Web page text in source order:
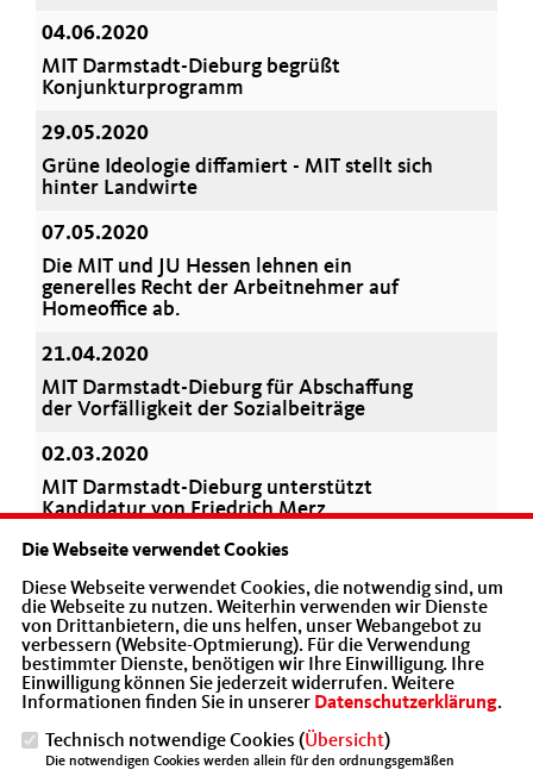
04.06.2020
MIT Darmstadt-Dieburg begrüßt
Konjunkturprogramm
29.05.2020
Grüne Ideologie diffamiert - MIT stellt sich
hinter Landwirte
07.05.2020
Die MIT und JU Hessen lehnen ein
generelles Recht der Arbeitnehmer auf
Homeoffice ab.
21.04.2020
MIT Darmstadt-Dieburg für Abschaffung
der Vorfälligkeit der Sozialbeiträge
02.03.2020
MIT Darmstadt-Dieburg unterstützt
Kandidatur von Friedrich Merz
02.02.2020
Kreisparteitag der CDU Darmstadt-Dieburg
wählt MIT Mitglied Gottfried Milde für
weitere zwei Jahre zum CDU-
Kreisvorsitzenden
2019
Die Webseite verwendet Cookies
Diese Webseite verwendet Cookies, die notwendig sind, um
die Webseite zu nutzen. Weiterhin verwenden wir Dienste
von Drittanbietern, die uns helfen, unser Webangebot zu
verbessern (Website-Optmierung). Für die Verwendung
bestimmter Dienste, benötigen wir Ihre Einwilligung. Ihre
Einwilligung können Sie jederzeit widerrufen. Weitere
Informationen finden Sie in unserer Datenschutzerklärung.
Technisch notwendige Cookies (Übersicht)
Die notwendigen Cookies werden allein für den ordnungsgemäßen